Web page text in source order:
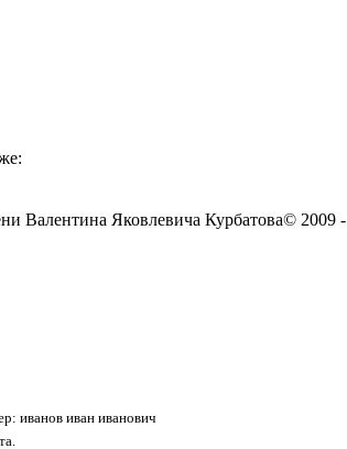
Валентина Яковлевича Курбатова© 2009 -
иванов иван иванович